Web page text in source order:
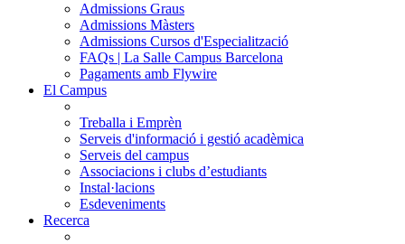
Admissions Graus
Admissions Màsters
Admissions Cursos d'Especialització
FAQs | La Salle Campus Barcelona
Pagaments amb Flywire
El Campus
Treballa i Emprèn
Serveis d'informació i gestió acadèmica
Serveis del campus
Associacions i clubs d’estudiants
Instal·lacions
Esdeveniments
Recerca